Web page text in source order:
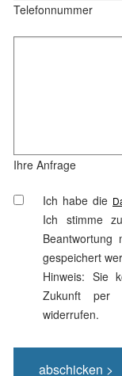
Telefonnummer
Ihre Anfrage
Ich habe die
Ich stimme
Beantwortung
gespeichert
Hinweis: Sie
Zukunft per
widerrufen.